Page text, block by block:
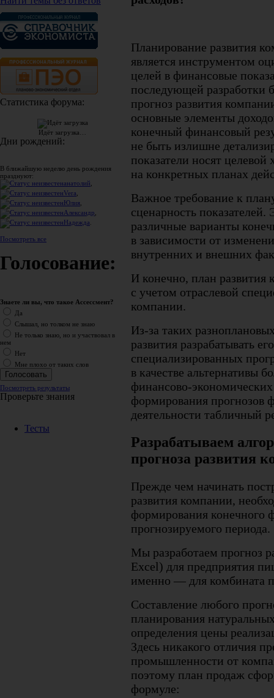
Статистика форума:
Идёт загрузка…
Дни рождений:
В ближайшую неделю день рождения
празднуют:
анатолий
Vera
Юлия
Александр
Надежда
Посмотреть все
Голосование:
Знаете ли вы, что такое Ассессмент?
Да
Слышал, но толком не знаю
Не только знаю, но и участвовал в
нем
Нет
Мне плохо от таких слов
Посмотреть результаты
Проверьте знания
Тесты
Планирование развития
является инструментом
целей в финансовые
последующей разработки
прогноз развития
основные элементы
конечный финансовый
не быть излишне
показатели носят
на конкретных планах
Важное требование к
сценарность показателей.
различные варианты
в зависимости от
внутренних и внешних
И конечно, план развития
с учетом отраслевой
компании.
Из-за таких
развития разрабатывать
специализированных
в качестве альтернативы
финансово-
формирования прогнозов
деятельности табличный
Разрабатываем
прогноза развития
Прежде чем начинать
развития компании,
формирования конечного
прогнозируемого периода.
Мы разработаем прогноз
Excel) для предприятия
именно — для комбината
Составление любого
планирования
определения цены
Здесь никакого отличия
промышленности от
поэтому план продаж
формуле: